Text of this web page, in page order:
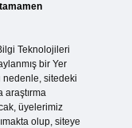
Teknolojileri
bir Yer
nedenle, sitedeki
araştırma
üyelerimiz
olup, siteye